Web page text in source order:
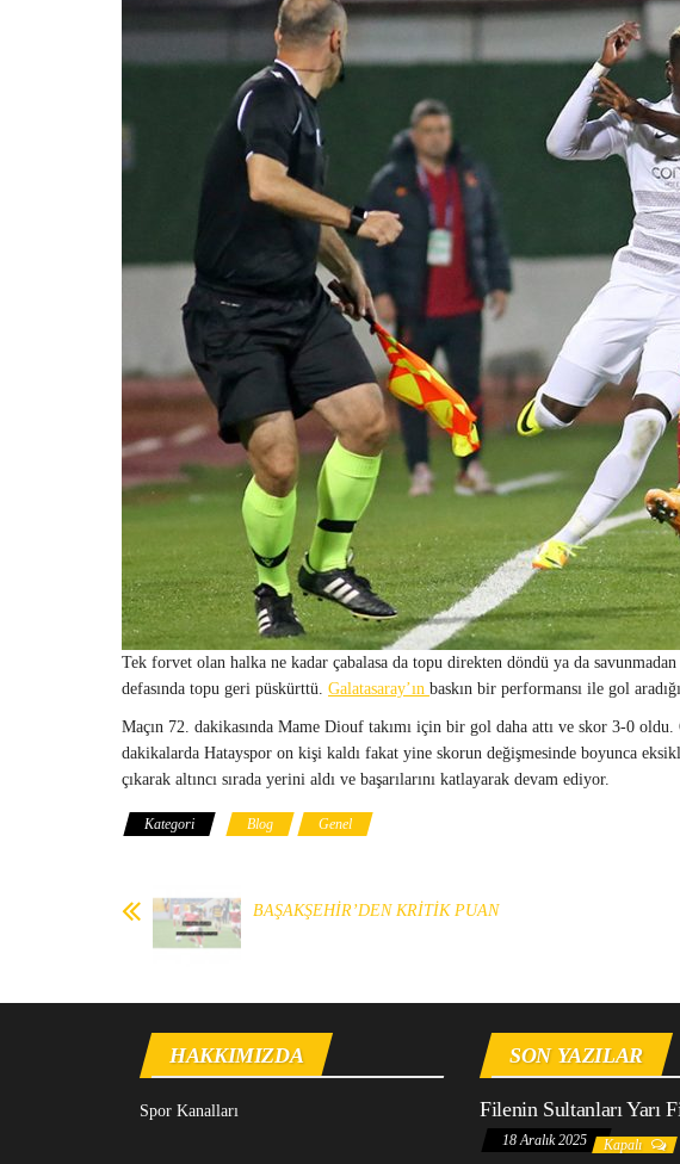
Tek forvet olan halka ne kadar çabalasa da topu direkten döndü ya da
defasında topu geri püskürttü. Galatasaray’ın baskın bir performansı ile gol
Maçın 72. dakikasında Mame Diouf takımı için bir gol daha attı ve skor 3-0
dakikalarda Hatayspor on kişi kaldı fakat yine skorun değişmesinde boyunca
çıkarak altıncı sırada yerini aldı ve başarılarını katlayarak devam ediyor.
Kategori Blog Genel
BAŞAKŞEHİR’DEN KRİTİK PUAN
HAKKIMIZDA
Spor Kanalları
SON YAZILAR
Filenin Sultanları Yarı
18 Aralık 2025 Kapalı